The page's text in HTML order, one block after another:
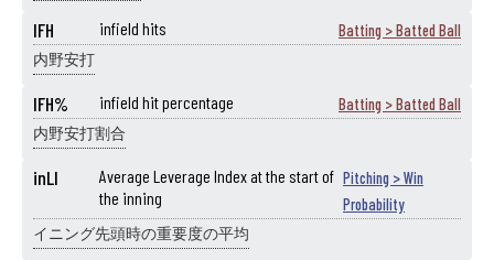
IFH infield hits Batting > Batted Ball
内野安打
IFH% infield hit percentage Batting > Batted Ball
内野安打割合
inLI
Average Leverage Index at the start of
the inning
Pitching > Win
Probability
イニング先頭時の重要度の平均